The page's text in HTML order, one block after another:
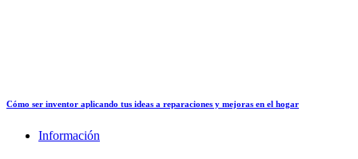
Cómo ser inventor aplicando tus ideas a reparaciones y mejoras en el hogar
Información